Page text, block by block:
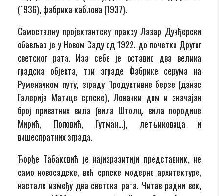
(1936), фабрика каблова (1937).
Самосталну пројектантску праксу Лазар Дунђерски
обављао је у Новом Саду од 1922. до почетка Другог
светског рата. Иза себе је оставио два велика
градска објекта, три зграде Фабрике серума на
Руменачком путу, зграду Продуктивне берзе (данас
Галерија Матице српске), Ловачки дом и значајан
број приватних вила (вила Штолц, вила породице
Мирић, Поповић, Гутман…), летњиковаца и
вишеспратних зграда.
Ђорђе Табаковић је најизразитији представник, не
само новосадске, већ српске модерне архитектуре,
настале између два светска рата. Читав радни век,